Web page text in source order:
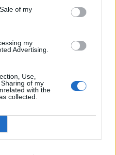
of my
my
Advertising.
Use,
of my
with the
collected.
3,4 εκατ. ευρώ στο